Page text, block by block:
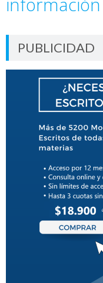
PUBLICIDAD